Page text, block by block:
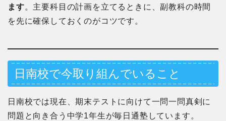
ます。主要科目の計画を立てるときに、副教科の時間
を先に確保しておくのがコツです。
日南校で今取り組んでいること
日南校では現在、期末テストに向けて一問一問真剣に
問題と向き合う中学1年生が毎日通塾しています。